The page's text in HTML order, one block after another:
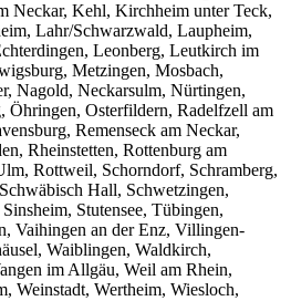
Neckar, Kehl, Kirchheim unter Teck,
Lahr/Schwarzwald, Laupheim,
Leonberg, Leutkirch im
Metzingen, Mosbach,
Nagold, Neckarsulm, Nürtingen,
Öhringen, Osterfildern, Radelfzell am
Remenseck am Neckar,
Rheinstetten, Rottenburg am
Rottweil, Schorndorf, Schramberg,
Hall, Schwetzingen,
Stutensee, Tübingen,
Vaihingen an der Enz, Villingen-
Waiblingen, Waldkirch,
im Allgäu, Weil am Rhein,
Weinstadt, Wertheim, Wiesloch,